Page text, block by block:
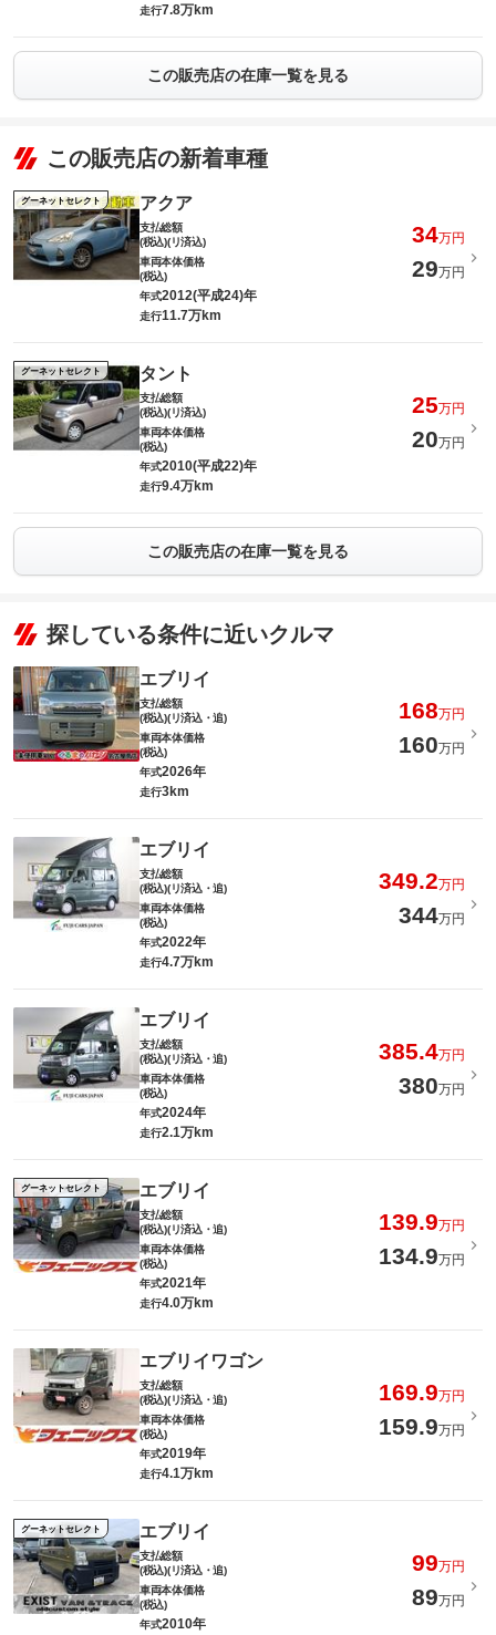
走行7.8万km
この販売店の在庫一覧を見る
この販売店の新着車種
グーネットセレクト アクア
支払総額
(税込)(リ済込)
34万円
車両本体価格
(税込)
29万円
年式2012(平成24)年
走行11.7万km
グーネットセレクト タント
支払総額
(税込)(リ済込)
25万円
車両本体価格
(税込)
20万円
年式2010(平成22)年
走行9.4万km
この販売店の在庫一覧を見る
探している条件に近いクルマ
エブリイ
支払総額
(税込)(リ済込・追)
168万円
車両本体価格
(税込)
160万円
年式2026年
走行3km
エブリイ
支払総額
(税込)(リ済込・追)
349.2万円
車両本体価格
(税込)
344万円
年式2022年
走行4.7万km
エブリイ
支払総額
(税込)(リ済込・追)
385.4万円
車両本体価格
(税込)
380万円
年式2024年
走行2.1万km
グーネットセレクト エブリイ
支払総額
(税込)(リ済込・追)
139.9万円
車両本体価格
(税込)
134.9万円
年式2021年
走行4.0万km
エブリイワゴン
支払総額
(税込)(リ済込・追)
169.9万円
車両本体価格
(税込)
159.9万円
年式2019年
走行4.1万km
グーネットセレクト エブリイ
支払総額
(税込)(リ済込・追)
99万円
車両本体価格
(税込)
89万円
年式2010年